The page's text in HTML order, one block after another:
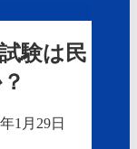
験は民
1月29日